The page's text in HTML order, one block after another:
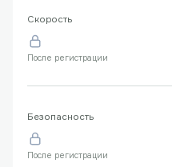
Скорость
После регистрации
Безопасность
После регистрации